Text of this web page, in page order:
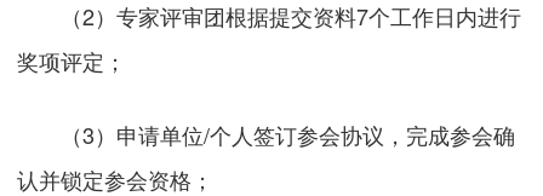
（2）专家评审团根据提交资料7个工作日内进行
奖项评定；
（3）申请单位/个人签订参会协议，完成参会确
认并锁定参会资格；